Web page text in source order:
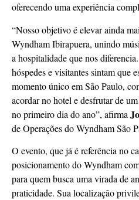
oferecendo uma experiência
“Nosso objetivo é elevar ainda
Wyndham Ibirapuera, unindo
a hospitalidade que nos
hóspedes e visitantes sintam que
momento único em São Paulo,
acordar no hotel e desfrutar de
no primeiro dia do ano”, afirma
de Operações do Wyndham São
O evento, que já é referência no
posicionamento do Wyndham
para quem busca uma virada de
praticidade. Sua localização